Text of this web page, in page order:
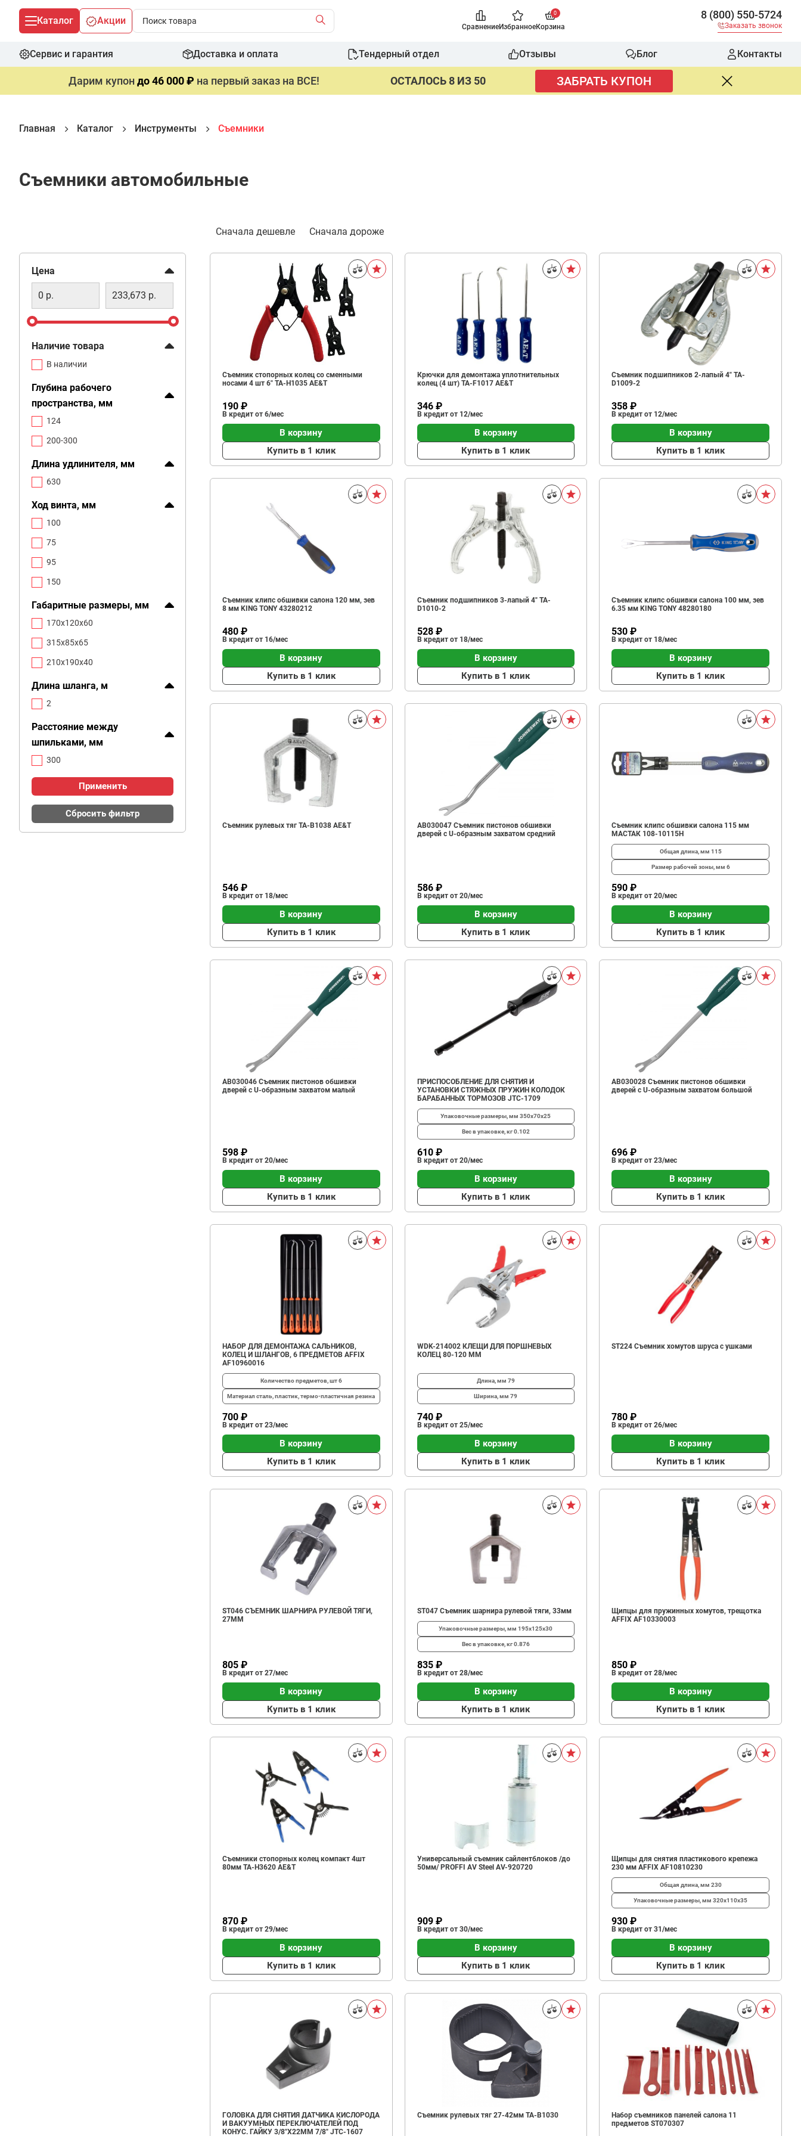
Каталог Акции
СравнениеИзбранное
0
Корзина
8 (800) 550-5724
Заказать звонок
Сервис и гарантия Доставка и оплата Тендерный отдел Отзывы Блог Контакты
Дарим купондо 46 000 ₽ на первый заказ на ВСЕ! ОСТАЛОСЬ 8 ИЗ 50 ЗАБРАТЬ КУПОН
Главная Каталог Инструменты Съемники
Съемники автомобильные
Фильтр
Цена
Наличие товара
В наличии
Глубина рабочего
пространства, мм
124
200-300
Длина удлинителя, мм
630
Ход винта, мм
100
75
95
150
Габаритные размеры, мм
170х120х60
315х85х65
210х190х40
Длина шланга, м
2
Расстояние между
шпильками, мм
300
Применить
Сбросить фильтр
Сначала дешевле Сначала дороже
Фильтр
Съемник стопорных колец со сменными
носами 4 шт 6" TA-H1035 AE&T
190 ₽
В кредит от 6/мес
В корзину
Купить в 1 клик
Крючки для демонтажа уплотнительных
колец (4 шт) TA-F1017 AE&T
346 ₽
В кредит от 12/мес
В корзину
Купить в 1 клик
Съемник подшипников 2-лапый 4" TA-
D1009-2
358 ₽
В кредит от 12/мес
В корзину
Купить в 1 клик
Съемник клипс обшивки салона 120 мм, зев
8 мм KING TONY 43280212
480 ₽
В кредит от 16/мес
В корзину
Купить в 1 клик
Съемник подшипников 3-лапый 4" TA-
D1010-2
528 ₽
В кредит от 18/мес
В корзину
Купить в 1 клик
Съемник клипс обшивки салона 100 мм, зев
6.35 мм KING TONY 48280180
530 ₽
В кредит от 18/мес
В корзину
Купить в 1 клик
Съемник рулевых тяг TA-B1038 AE&T
546 ₽
В кредит от 18/мес
В корзину
Купить в 1 клик
AB030047 Съемник пистонов обшивки
дверей с U-образным захватом средний
586 ₽
В кредит от 20/мес
В корзину
Купить в 1 клик
Съемник клипс обшивки салона 115 мм
МАСТАК 108-10115H
Общая длина, мм 115
Размер рабочей зоны, мм 6
590 ₽
В кредит от 20/мес
В корзину
Купить в 1 клик
AB030046 Съемник пистонов обшивки
дверей с U-образным захватом малый
598 ₽
В кредит от 20/мес
В корзину
Купить в 1 клик
ПРИСПОСОБЛЕНИЕ ДЛЯ СНЯТИЯ И
УСТАНОВКИ СТЯЖНЫХ ПРУЖИН КОЛОДОК
БАРАБАННЫХ ТОРМОЗОВ JTC-1709
Упаковочные размеры, мм350х70х25
Вес в упаковке, кг0.102
610 ₽
В кредит от 20/мес
В корзину
Купить в 1 клик
AB030028 Съемник пистонов обшивки
дверей с U-образным захватом большой
696 ₽
В кредит от 23/мес
В корзину
Купить в 1 клик
НАБОР ДЛЯ ДЕМОНТАЖА САЛЬНИКОВ,
КОЛЕЦ И ШЛАНГОВ, 6 ПРЕДМЕТОВ AFFIX
AF10960016
Количество предметов, шт6
Материалсталь, пластик, термо-пластичная резина
700 ₽
В кредит от 23/мес
В корзину
Купить в 1 клик
WDK-214002 КЛЕЩИ ДЛЯ ПОРШНЕВЫХ
КОЛЕЦ 80-120 ММ
Длина, мм 79
Ширина, мм79
740 ₽
В кредит от 25/мес
В корзину
Купить в 1 клик
ST224 Съемник хомутов шруса с ушками
780 ₽
В кредит от 26/мес
В корзину
Купить в 1 клик
ST046 СЪЕМНИК ШАРНИРА РУЛЕВОЙ ТЯГИ,
27ММ
805 ₽
В кредит от 27/мес
В корзину
Купить в 1 клик
ST047 Съемник шарнира рулевой тяги, 33мм
Упаковочные размеры, мм195х125х30
Вес в упаковке, кг0.876
835 ₽
В кредит от 28/мес
В корзину
Купить в 1 клик
Щипцы для пружинных хомутов, трещотка
AFFIX AF10330003
850 ₽
В кредит от 28/мес
В корзину
Купить в 1 клик
Съемники стопорных колец компакт 4шт
80мм TA-H3620 AE&T
870 ₽
В кредит от 29/мес
В корзину
Купить в 1 клик
Универсальный съемник сайлентблоков /до
50мм/ PROFFI AV Steel AV-920720
909 ₽
В кредит от 30/мес
В корзину
Купить в 1 клик
Щипцы для снятия пластикового крепежа
230 мм AFFIX AF10810230
Общая длина, мм 230
Упаковочные размеры, мм320х110х35
930 ₽
В кредит от 31/мес
В корзину
Купить в 1 клик
ГОЛОВКА ДЛЯ СНЯТИЯ ДАТЧИКА КИСЛОРОДА
И ВАКУУМНЫХ ПЕРЕКЛЮЧАТЕЛЕЙ ПОД
КОНУС. ГАЙКУ 3/8"Х22ММ 7/8" JTC-1607
Съемник рулевых тяг 27-42мм TA-B1030
Набор съемников панелей салона 11
предметов ST070307